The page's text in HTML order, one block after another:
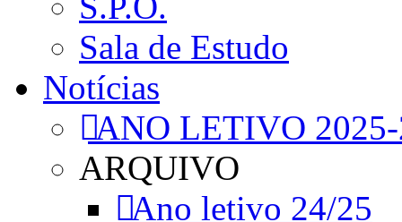
Sala de Estudo
Notícias
ANO LETIVO
ARQUIVO
Ano letivo 24/25